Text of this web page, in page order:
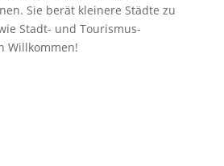
Sie berät kleinere Städte zu
Stadt- und Tourismus-
Willkommen!